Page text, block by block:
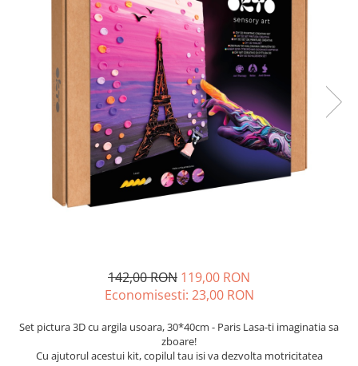
142,00 RON 119,00 RON
Economisesti: 23,00 RON
Set pictura 3D cu argila usoara, 30*40cm - Paris Lasa-ti imaginatia sa
zboare!
Cu ajutorul acestui kit, copilul tau isi va dezvolta motricitatea